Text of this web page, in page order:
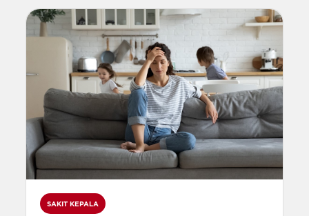
SAKIT KEPALA